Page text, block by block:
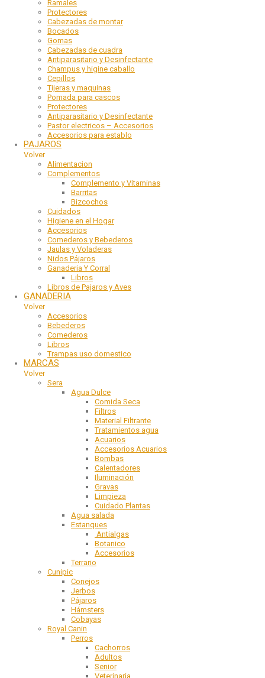
Ramales
Protectores
Cabezadas de montar
Bocados
Gomas
Cabezadas de cuadra
Antiparasitario y Desinfectante
Champus y higine caballo
Cepillos
Tijeras y maquinas
Pomada para cascos
Protectores
Antiparasitario y Desinfectante
Pastor electricos – Accesorios
Accesorios para establo
PAJAROS
Volver
Alimentacion
Complementos
Complemento y Vitaminas
Barritas
Bizcochos
Cuidados
Higiene en el Hogar
Accesorios
Comederos y Bebederos
Jaulas y Voladeras
Nidos Pájaros
Ganaderia Y Corral
Libros
Libros de Pajaros y Aves
GANADERIA
Volver
Accesorios
Bebederos
Comederos
Libros
Trampas uso domestico
MARCAS
Volver
Sera
Agua Dulce
Comida Seca
Filtros
Material Filtrante
Tratamientos agua
Acuarios
Accesorios Acuarios
Bombas
Calentadores
Iluminación
Gravas
Limpieza
Cuidado Plantas
Agua salada
Estanques
Antialgas
Botanico
Accesorios
Terrario
Cunipic
Conejos
Jerbos
Pájaros
Hámsters
Cobayas
Royal Canin
Perros
Cachorros
Adultos
Senior
Veterinaria